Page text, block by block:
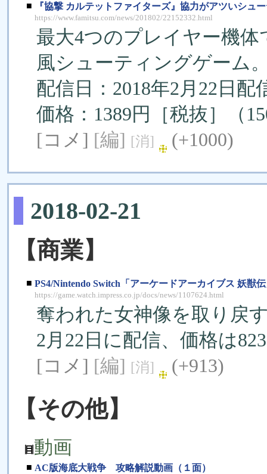
■ 『協撃 カルテットファイターズ』協力がアツいシュ
https://www.famitsu.com/news/201802/22152332.html
最大4つのプレイヤー機
風シューティングゲーム
配信日：2018年2月22日配
価格：1389円［税抜］（
[コメ] [編] [消] (+1000)
2018-02-21
【商業】
■ PS4/Nintendo Switch「アーケードアーカイブス 妖獣
https://game.watch.impress.co.jp/docs/news/1107624.html
奪われた女神像を取り戻
2月22日に配信、価格は
[コメ] [編] [消] (+913)
【その他】
動画
■ AC版海底大戦争 攻略解説動画（１面）